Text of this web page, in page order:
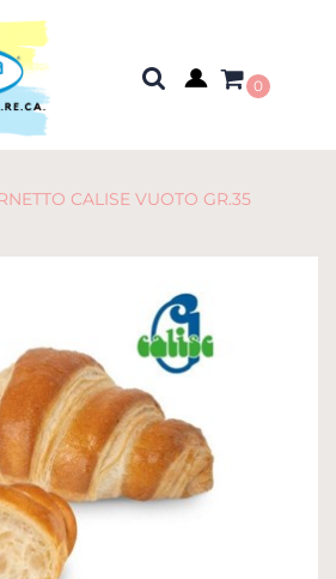
0
CALISE VUOTO GR.35